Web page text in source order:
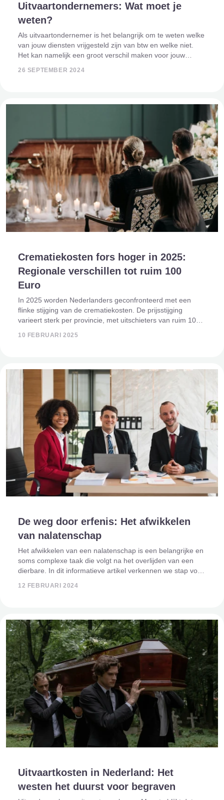
Uitvaartondernemers: Wat moet je
weten?
Als uitvaartondernemer is het belangrijk om te weten welke
van jouw diensten vrijgesteld zijn van btw en welke niet.
Het kan namelijk een groot verschil maken voor jouw
26 SEPTEMBER 2024
Crematiekosten fors hoger in 2025:
Regionale verschillen tot ruim 100
Euro
In 2025 worden Nederlanders geconfronteerd met een
flinke stijging van de crematiekosten. De prijsstijging
varieert sterk per provincie, met uitschieters van ruim 100
10 FEBRUARI 2025
De weg door erfenis: Het afwikkelen
van nalatenschap
Het afwikkelen van een nalatenschap is een belangrijke en
soms complexe taak die volgt na het overlijden van een
dierbare. In dit informatieve artikel verkennen we stap voor
12 FEBRUARI 2024
Uitvaartkosten in Nederland: Het
westen het duurst voor begraven